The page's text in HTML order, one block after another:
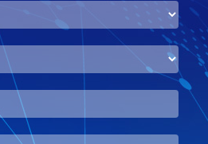
吨砂石骨料生产线